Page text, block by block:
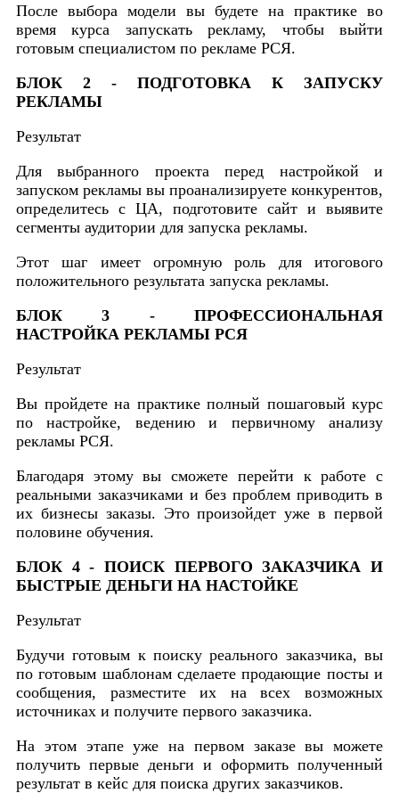
После выбора модели вы будете на практике во
время курса запускать рекламу, чтобы выйти
готовым специалистом по рекламе РСЯ.
БЛОК 2 - ПОДГОТОВКА К ЗАПУСКУ
РЕКЛАМЫ
Результат
Для выбранного проекта перед настройкой и
запуском рекламы вы проанализируете конкурентов,
определитесь с ЦА, подготовите сайт и выявите
сегменты аудитории для запуска рекламы.
Этот шаг имеет огромную роль для итогового
положительного результата запуска рекламы.
БЛОК 3 - ПРОФЕССИОНАЛЬНАЯ
НАСТРОЙКА РЕКЛАМЫ РСЯ
Результат
Вы пройдете на практике полный пошаговый курс
по настройке, ведению и первичному анализу
рекламы РСЯ.
Благодаря этому вы сможете перейти к работе с
реальными заказчиками и без проблем приводить в
их бизнесы заказы. Это произойдет уже в первой
половине обучения.
БЛОК 4 - ПОИСК ПЕРВОГО ЗАКАЗЧИКА И
БЫСТРЫЕ ДЕНЬГИ НА НАСТОЙКЕ
Результат
Будучи готовым к поиску реального заказчика, вы
по готовым шаблонам сделаете продающие посты и
сообщения, разместите их на всех возможных
источниках и получите первого заказчика.
На этом этапе уже на первом заказе вы можете
получить первые деньги и оформить полученный
результат в кейс для поиска других заказчиков.